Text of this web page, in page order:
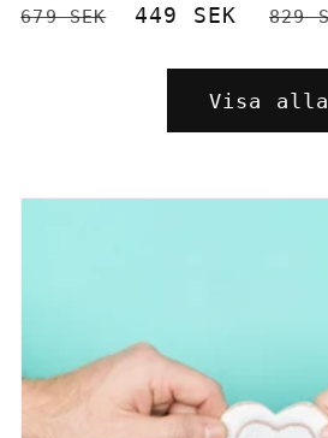
Ordinarie
679 SEK 449 SEK 829
Visa alla